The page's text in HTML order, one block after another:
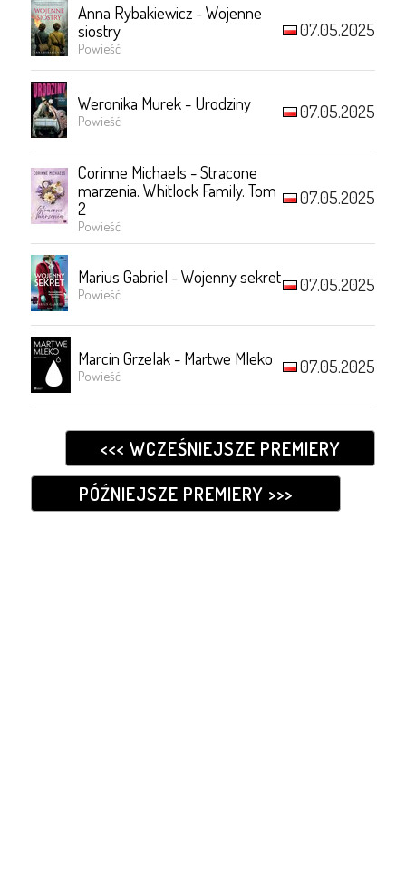
Anna Rybakiewicz - Wojenne
siostry
Powieść
07.05.2025
Weronika Murek - Urodziny
Powieść 07.05.2025
Corinne Michaels - Stracone
marzenia. Whitlock Family. Tom
2
Powieść
07.05.2025
Marius Gabriel - Wojenny sekret
Powieść 07.05.2025
Marcin Grzelak - Martwe Mleko
Powieść 07.05.2025
<<< WCZEŚNIEJSZE PREMIERY
PÓŹNIEJSZE PREMIERY >>>